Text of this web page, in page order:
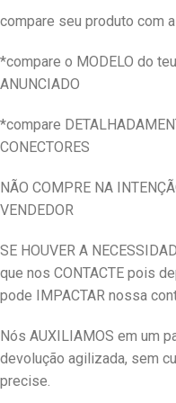
compare seu produto com
*compare o MODELO do
ANUNCIADO
*compare
CONECTORES
NÃO COMPRE NA
VENDEDOR
SE HOUVER A
que nos CONTACTE pois
pode IMPACTAR nossa
Nós AUXILIAMOS em um
devolução agilizada, sem
precise.